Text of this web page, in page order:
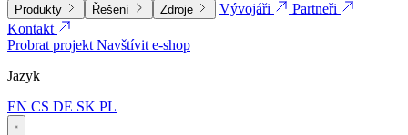
Produkty Řešení Zdroje Vývojáři
Partneři
Kontakt
Probrat projektNavštívit e-shop
Jazyk
EN CS DE SK PL